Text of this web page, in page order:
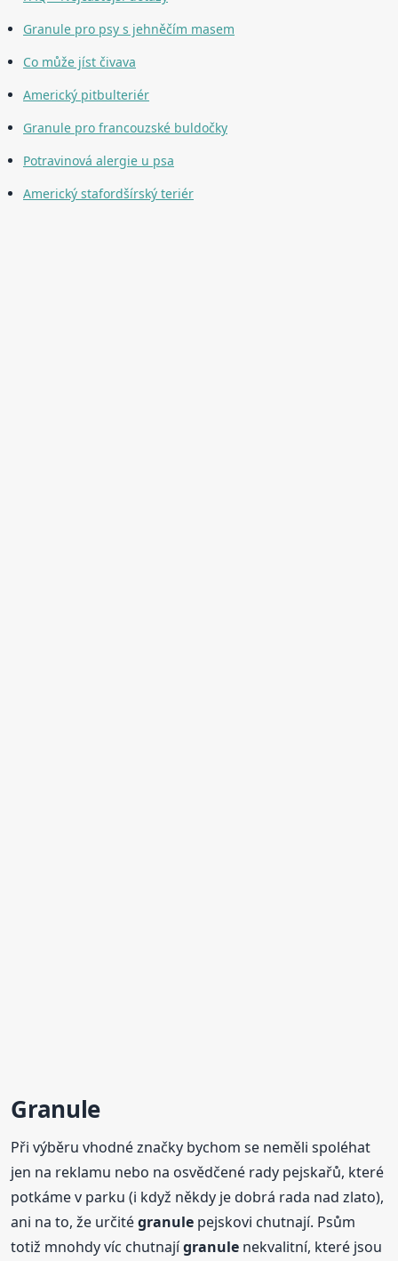
Granule pro psy s jehněčím masem
Co může jíst čivava
Americký pitbulteriér
Granule pro francouzské buldočky
Potravinová alergie u psa
Americký stafordšírský teriér
Granule
Při výběru vhodné značky bychom se neměli spoléhat
jen na reklamu nebo na osvědčené rady pejskařů, které
potkáme v parku (i když někdy je dobrá rada nad zlato),
ani na to, že určitégranule pejskovi chutnají. Psům
totiž mnohdy víc chutnajígranule nekvalitní, které jsou